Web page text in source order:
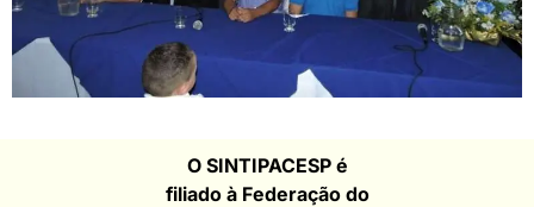
O SINTIPACESP é
filiado à Federação do